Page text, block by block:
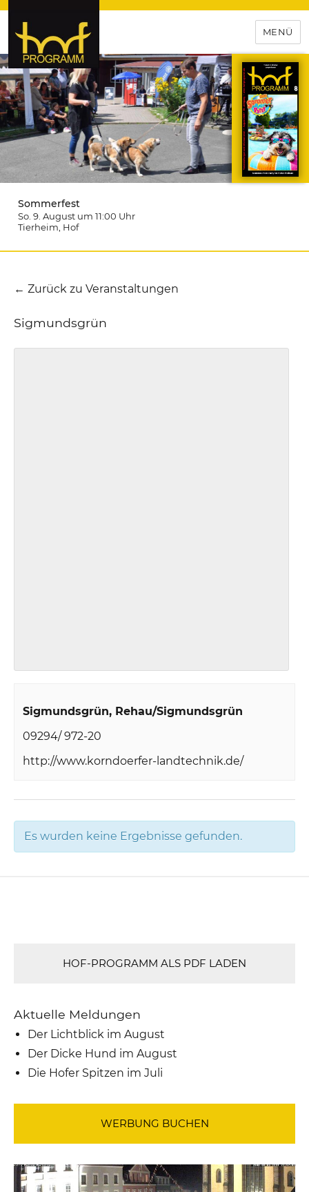
hof-programm – das
Veranstaltungsportal für
Hochfranken
MENÜ
Sommerfest
So. 9. August um 11:00 Uhr
Tierheim , Hof
← Zurück zu Veranstaltungen
Sigmundsgrün
Sigmundsgrün Rehau/Sigmundsgrün
09294/ 972-20
http://www.korndoerfer-landtechnik.de/
Es wurden keine Ergebnisse gefunden.
HOF-PROGRAMM ALS PDF LADEN
Aktuelle Meldungen
Der Lichtblick im August
Der Dicke Hund im August
Die Hofer Spitzen im Juli
WERBUNG BUCHEN